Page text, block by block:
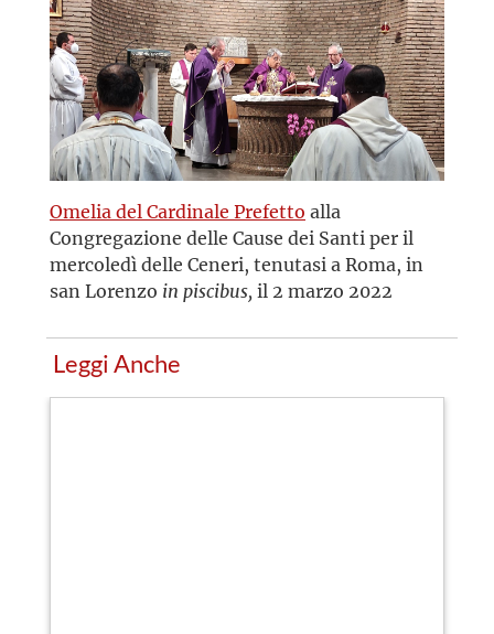
Omelia del Cardinale Prefetto alla
Congregazione delle Cause dei Santi per il
mercoledì delle Ceneri, tenutasi a Roma, in
san Lorenzo in piscibus, il 2 marzo 2022
Leggi Anche